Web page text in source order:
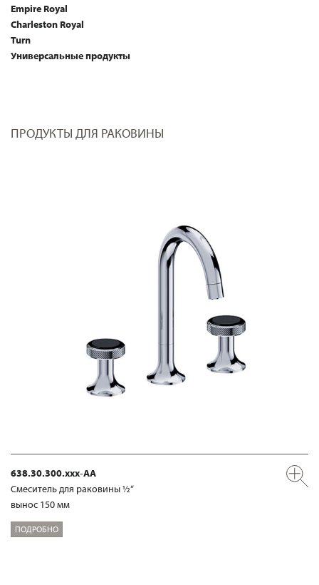
Empire Royal
Charleston Royal
Turn
Универсальные продукты
ПРОДУКТЫ ДЛЯ РАКОВИНЫ
638.30.300.xxx-AA
Смеситель для раковины ½“
вынос 150 мм
ПОДРОБНО